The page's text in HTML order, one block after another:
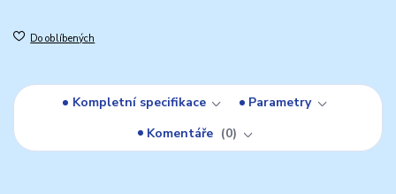
Do oblíbených
Kompletní specifikace
Parametry
Komentáře
0